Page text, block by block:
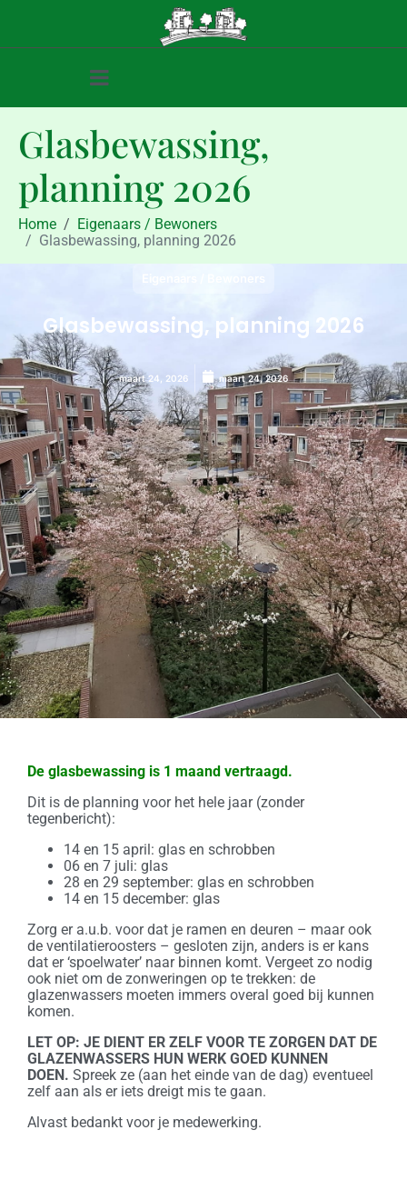
Glasbewassing,
planning 2026
Home
Eigenaars / Bewoners
Glasbewassing, planning 2026
Glasbewassing, planning 2026
maart 24, 2026 maart 24, 2026
De glasbewassing is 1 maand vertraagd.
Dit is de planning voor het hele jaar (zonder
tegenbericht):
14 en 15 april: glas en schrobben
06 en 7 juli: glas
28 en 29 september: glas en schrobben
14 en 15 december: glas
Zorg er a.u.b. voor dat je ramen en deuren – maar ook
de ventilatieroosters – gesloten zijn, anders is er kans
dat er ‘spoelwater’ naar binnen komt. Vergeet zo nodig
ook niet om de zonweringen op te trekken: de
glazenwassers moeten immers overal goed bij kunnen
komen.
LET OP: JE DIENT ER ZELF VOOR TE ZORGEN DAT DE
GLAZENWASSERS HUN WERK GOED KUNNEN
DOEN. Spreek ze (aan het einde van de dag) eventueel
zelf aan als er iets dreigt mis te gaan.
Alvast bedankt voor je medewerking.